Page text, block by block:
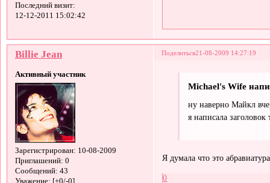
Последний визит:
12-12-2011 15:02:42
Поделиться21-08-2009 14:27:19
Billie Jean
Активный участник
Зарегистрирован: 10-08-2009
Приглашений: 0
Сообщений: 43
Уважение: [+0/-0]
Michael's Wife
ну наверно Майкл
я написала
Я думала что это
0